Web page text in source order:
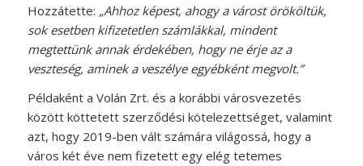
Hozzátette: „Ahhoz képest, ahogy a várost örököltük,
sok esetben kifizetetlen számlákkal, mindent
megtettünk annak érdekében, hogy ne érje az a
veszteség, aminek a veszélye egyébként megvolt.”
Példaként a Volán Zrt. és a korábbi városvezetés
között köttetett szerződési kötelezettséget, valamint
azt, hogy 2019-ben vált számára világossá, hogy a
város két éve nem fizetett egy elég tetemes